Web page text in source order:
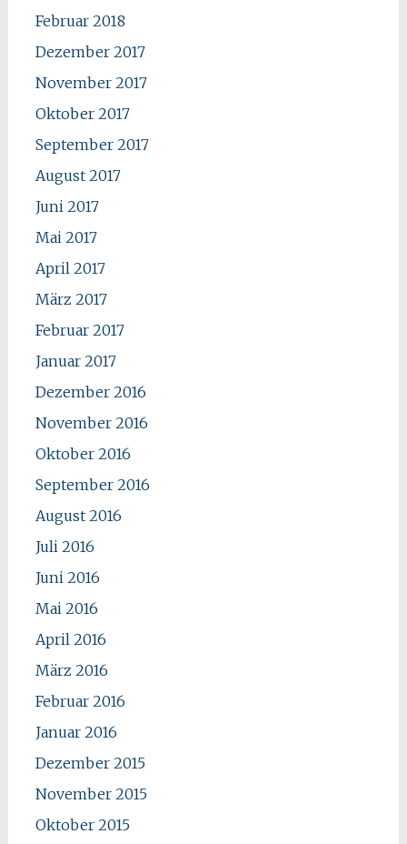
Februar 2018
Dezember 2017
November 2017
Oktober 2017
September 2017
August 2017
Juni 2017
Mai 2017
April 2017
März 2017
Februar 2017
Januar 2017
Dezember 2016
November 2016
Oktober 2016
September 2016
August 2016
Juli 2016
Juni 2016
Mai 2016
April 2016
März 2016
Februar 2016
Januar 2016
Dezember 2015
November 2015
Oktober 2015